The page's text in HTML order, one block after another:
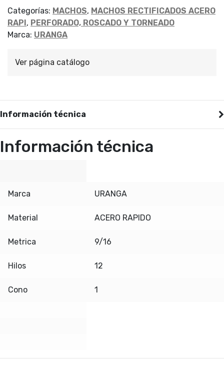
RAPID
9/16
C1
cantidad
Categorías: MACHOS, MACHOS RECTIFICADOS ACERO
RAPI , PERFORADO, ROSCADO Y TORNEADO
Marca: URANGA
Ver página catálogo
Información técnica
Información técnica
Marca URANGA
Material ACERO RAPIDO
Metrica 9/16
Hilos 12
Cono 1